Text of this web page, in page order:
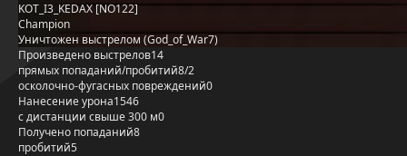
KOT_I3_KEDAX [NO122]
Champion
Уничтожен выстрелом (God_of_War7)
Произведено выстрелов14
прямых попаданий/пробитий8/2
осколочно-фугасных повреждений0
Нанесение урона1546
с дистанции свыше 300 м0
Получено попаданий8
пробитий5